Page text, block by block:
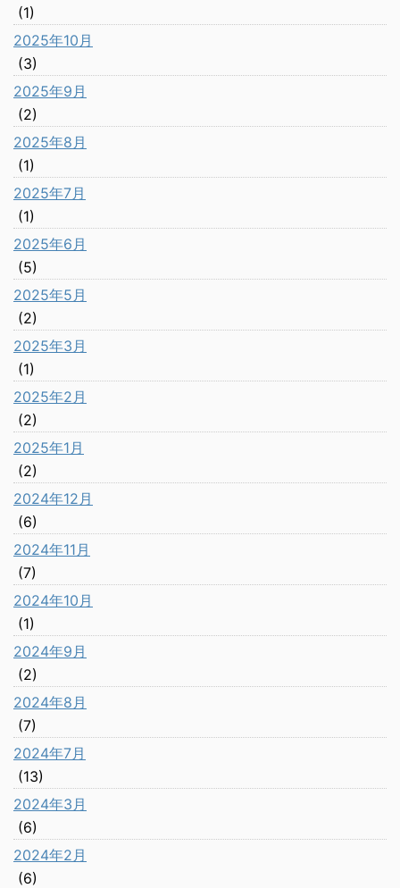
(1)
2025年10月
(3)
2025年9月
(2)
2025年8月
(1)
2025年7月
(1)
2025年6月
(5)
2025年5月
(2)
2025年3月
(1)
2025年2月
(2)
2025年1月
(2)
2024年12月
(6)
2024年11月
(7)
2024年10月
(1)
2024年9月
(2)
2024年8月
(7)
2024年7月
(13)
2024年3月
(6)
2024年2月
(6)